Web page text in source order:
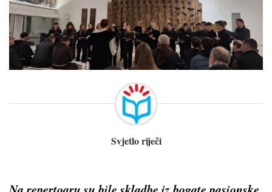
Svjetlo riječi